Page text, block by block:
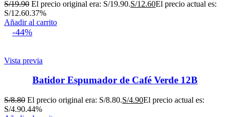
S/19.90 El precio original era: S/19.90.S/12.60El precio actual es:
S/12.60.37%
Añadir al carrito
-44%
Vista previa
Batidor Espumador de Café Verde 12B
S/8.80 El precio original era: S/8.80.S/4.90El precio actual es:
S/4.90.44%